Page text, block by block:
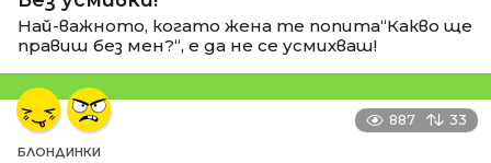
Най-важното, когато жена те попита“Какво ще
правиш без мен?“, е да не се усмихваш!
887 33
БЛОНДИНКИ